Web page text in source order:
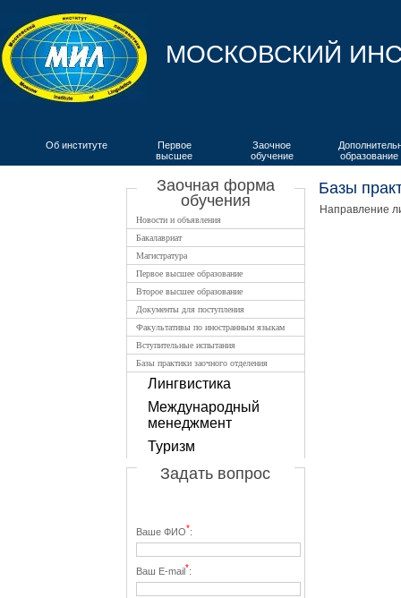
МОСКОВСКИЙ
Об институте
Первое
высшее
Заочное
обучение
образование
Заочная форма
обучения
Новости и объявления
Бакалавриат
Магистратура
Первое высшее образование
Второе высшее образование
Документы для поступления
Факультативы по иностранным языкам
Вступительные испытания
Базы практики заочного отделения
Лингвистика
Международный
менеджмент
Туризм
Задать вопрос
Ваше ФИО*:
Ваш E-mail*:
Базы
Направление